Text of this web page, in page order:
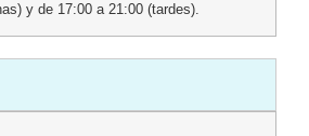
y de 17:00 a 21:00 (tardes).